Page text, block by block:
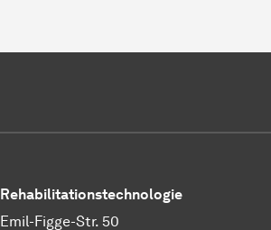
Rehabilitationstechnologie
Emil-Figge-Str. 50